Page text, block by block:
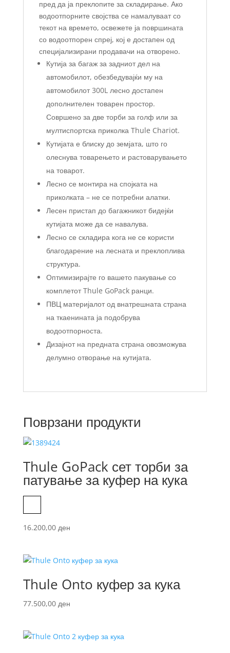
пред да ја преклопите за складирање. Ако
водоотпорните својства се намалуваат со
текот на времето, освежете ја површината
со водоотпорен спреј, кој е достапен од
специјализирани продавачи на отворено.
Кутија за багаж за задниот дел на
автомобилот, обезбедувајќи му на
автомобилот 300L лесно достапен
дополнителен товарен простор.
Совршено за две торби за голф или за
мултиспортска приколка Thule Chariot.
Кутијата е блиску до земјата, што го
олеснува товарењето и растоварувањето
на товарот.
Лесно се монтира на спојката на
приколката – не се потребни алатки.
Лесен пристап до багажникот бидејќи
кутијата може да се навалува.
Лесно се складира кога не се користи
благодарение на лесната и преклоплива
структура.
Оптимизирајте го вашето пакување со
комплетот Thule GoPack ранци.
ПВЦ материјалот од внатрешната страна
на ткаенината ја подобрува
водоотпорноста.
Дизајнот на предната страна овозможува
делумно отворање на кутијата.
Поврзани продукти
Thule GoPack сет торби за
патување за куфер на кука
16.200,00 ден
Thule Onto куфер за кука
77.500,00 ден